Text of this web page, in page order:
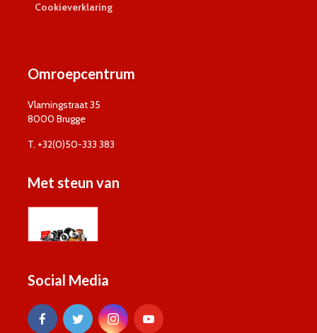
Cookieverklaring
Omroepcentrum
Vlamingstraat 35
8000 Brugge
T. +32(0)50-333 383
Met steun van
Social Media